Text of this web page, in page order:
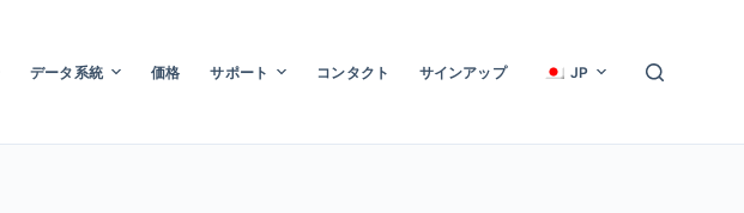
データ系統 価格 サポート コンタクト サインアップ JP